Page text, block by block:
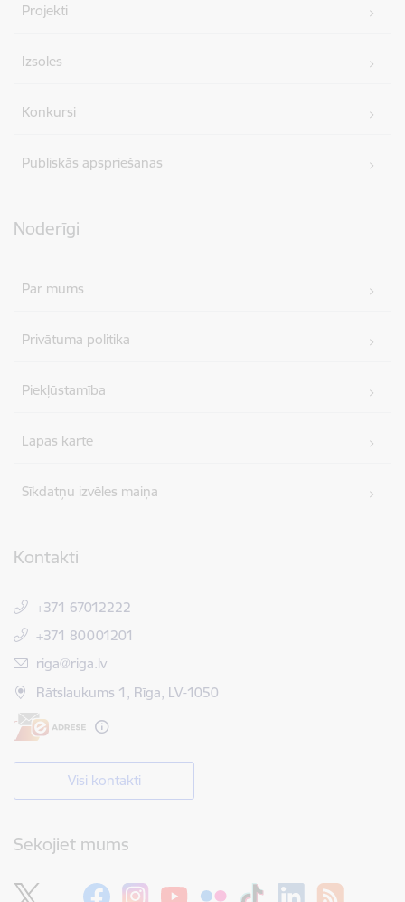
Projekti
Izsoles
Konkursi
Publiskās apspriešanas
Noderīgi
Par mums
Privātuma politika
Piekļūstamība
Lapas karte
Sīkdatņu izvēles maiņa
Kontakti
+371 67012222
+371 80001201
E-pasts:
riga@riga.lv
Rātslaukums 1, Rīga, LV-1050
Visi kontakti
Sekojiet mums